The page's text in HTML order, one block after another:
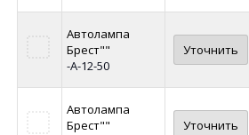
Автолампа
Брест""
-А-12-50
Уточнить
Автолампа
Брест""
Уточнить